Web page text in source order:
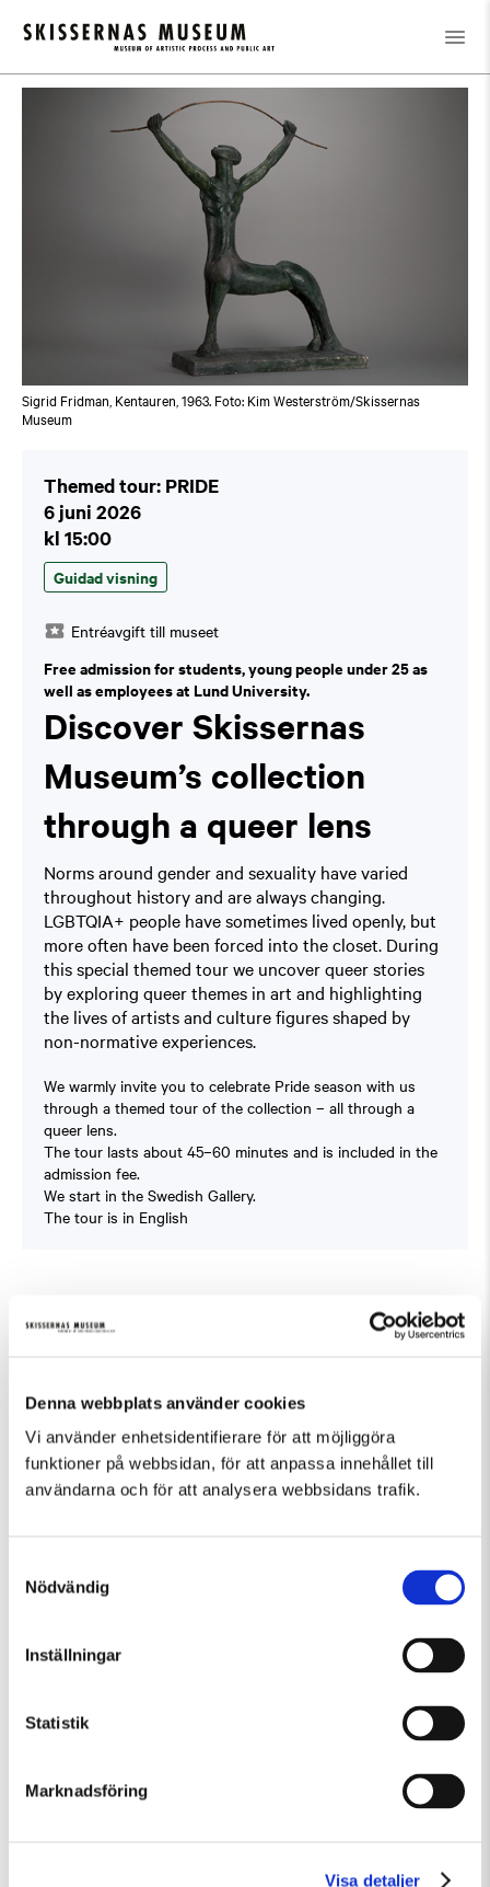
Denna webbplats använder cookies
Vi använder enhetsidentifierare för att möjliggöra
funktioner på webbsidan, för att anpassa innehållet till
användarna och för att analysera webbsidans trafik.
Nödvändig
Inställningar
Statistik
Marknadsföring
Visa detaljer
Kalender / Themed tour: PRIDE
Sigrid Fridman, Kentauren, 1963. Foto: Kim Westerström/Skissernas
Museum
Themed tour: PRIDE
6 juni 2026
kl 15:00
Guidad visning
Entréavgift till museet
Free admission for students, young people under 25 as
well as employees at Lund University.
Discover Skissernas
Museum’s collection
through a queer lens
Norms around gender and sexuality have varied
throughout history and are always changing.
LGBTQIA+ people have sometimes lived openly, but
more often have been forced into the closet. During
this special themed tour we uncover queer stories
by exploring queer themes in art and highlighting
the lives of artists and culture figures shaped by
non-normative experiences.
We warmly invite you to celebrate Pride season with us
through a themed tour of the collection – all through a
queer lens.
The tour lasts about 45–60 minutes and is included in the
admission fee.
We start in the Swedish Gallery.
The tour is in English
Fler evenemang som passar Guidad visning